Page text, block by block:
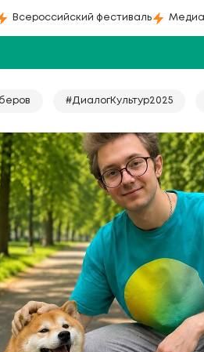
Всероссийский фестиваль
#ДиалогКультур2025